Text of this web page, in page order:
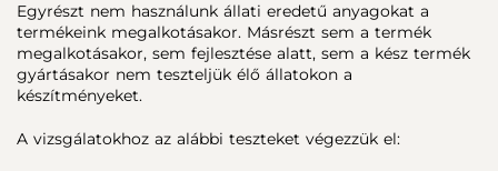
Egyrészt nem használunk állati eredetű anyagokat a
termékeink megalkotásakor. Másrészt sem a termék
megalkotásakor, sem fejlesztése alatt, sem a kész termék
gyártásakor nem teszteljük élő állatokon a
készítményeket.
A vizsgálatokhoz az alábbi teszteket végezzük el: